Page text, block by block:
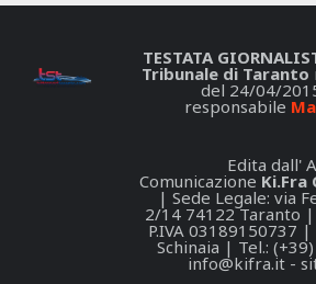
TESTATA
Tribunale di Taranto
del 24/04/
responsabile
Edita dall'
Comunicazione Ki.Fra
| Sede Legale: via
2/14 74122 Taranto |
P.IVA 03189150737
Schinaia | Tel.:
info@kifra.it -